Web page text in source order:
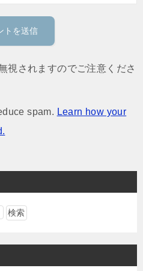
視されますのでご注意くださ
spam. Learn how your